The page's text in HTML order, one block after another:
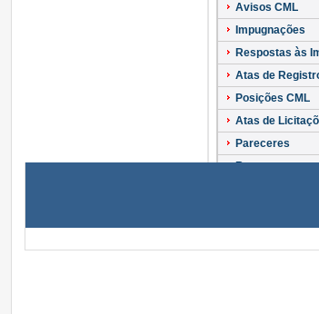
Avisos CML
Impugnações
Respostas às
Atas de
Posições CML
Atas de
Pareceres
Recursos